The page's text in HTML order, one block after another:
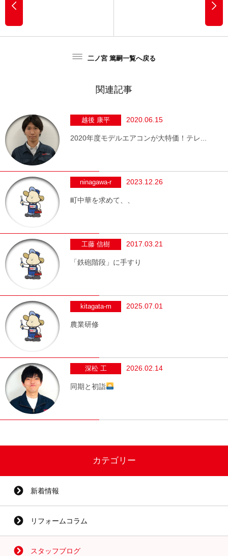
二ノ宮 篤嗣一覧へ戻る
関連記事
越後 康平 2020.06.15
2020年度モデルエアコンが大特価！テレ...
ninagawa-r 2023.12.26
町中華を求めて、、
工藤 信樹 2017.03.21
「鉄砲階段」に手すり
kitagata-m 2025.07.01
農業研修
深松 工 2026.02.14
同期と初詣
カテゴリー
新着情報
リフォームコラム
スタッフブログ